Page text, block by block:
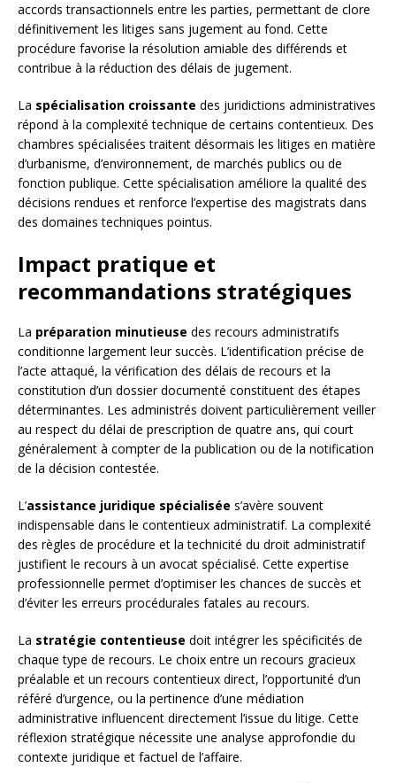
accords transactionnels entre les parties, permettant de clore
définitivement les litiges sans jugement au fond. Cette
procédure favorise la résolution amiable des différends et
contribue à la réduction des délais de jugement.
La spécialisation croissante des juridictions administratives
répond à la complexité technique de certains contentieux. Des
chambres spécialisées traitent désormais les litiges en matière
d’urbanisme, d’environnement, de marchés publics ou de
fonction publique. Cette spécialisation améliore la qualité des
décisions rendues et renforce l’expertise des magistrats dans
des domaines techniques pointus.
Impact pratique et
recommandations stratégiques
La préparation minutieuse des recours administratifs
conditionne largement leur succès. L’identification précise de
l’acte attaqué, la vérification des délais de recours et la
constitution d’un dossier documenté constituent des étapes
déterminantes. Les administrés doivent particulièrement veiller
au respect du délai de prescription de quatre ans, qui court
généralement à compter de la publication ou de la notification
de la décision contestée.
L’assistance juridique spécialisée s’avère souvent
indispensable dans le contentieux administratif. La complexité
des règles de procédure et la technicité du droit administratif
justifient le recours à un avocat spécialisé. Cette expertise
professionnelle permet d’optimiser les chances de succès et
d’éviter les erreurs procédurales fatales au recours.
La stratégie contentieuse doit intégrer les spécificités de
chaque type de recours. Le choix entre un recours gracieux
préalable et un recours contentieux direct, l’opportunité d’un
référé d’urgence, ou la pertinence d’une médiation
administrative influencent directement l’issue du litige. Cette
réflexion stratégique nécessite une analyse approfondie du
contexte juridique et factuel de l’affaire.